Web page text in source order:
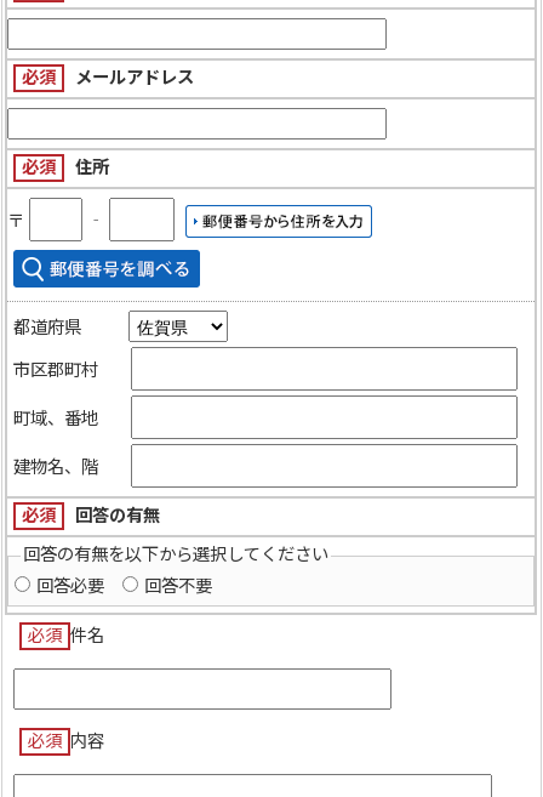
必須 メールアドレス
必須 住所
〒 ‐
都道府県
市区郡町村
町域、番地
建物名、階
必須
回答の有無
回答の有無を以下から選択してください
回答必要
回答不要
必須 件名
必須 内容